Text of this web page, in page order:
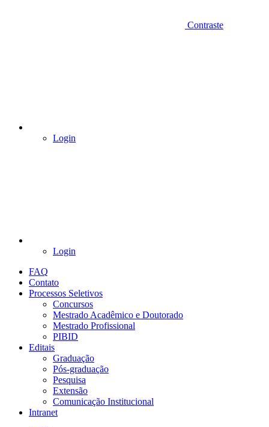
Contraste
Login
Login
FAQ
Contato
Processos Seletivos
Concursos
Mestrado Acadêmico e Doutorado
Mestrado Profissional
PIBID
Editais
Graduação
Pós-graduação
Pesquisa
Extensão
Comunicação Institucional
Intranet